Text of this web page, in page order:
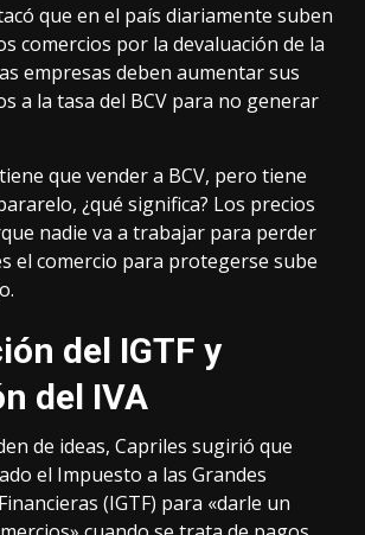
que en el país diariamente suben
comercios por la devaluación de la
empresas deben aumentar sus
a la tasa del BCV para no generar
que vender a BCV, pero tiene
¿qué significa? Los precios
nadie va a trabajar para perder
el comercio para protegerse sube
del IGTF y
del IVA
de ideas, Capriles sugirió que
el Impuesto a las Grandes
(IGTF) para «darle un